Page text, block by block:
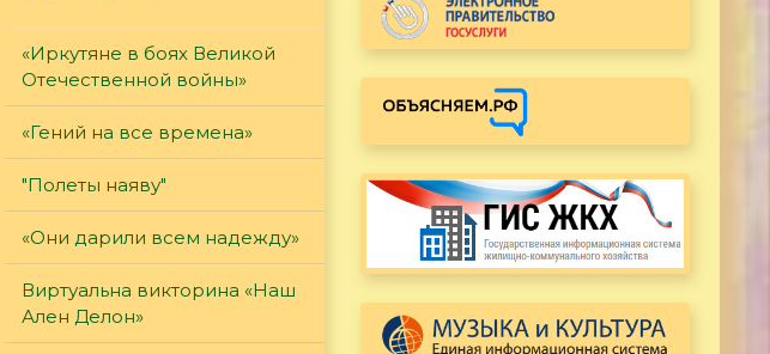
«Иркутяне в боях Великой
Отечественной войны»
«Гений на все времена»
"Полеты наяву"
«Они дарили всем надежду»
Виртуальна викторина «Наш
Ален Делон»